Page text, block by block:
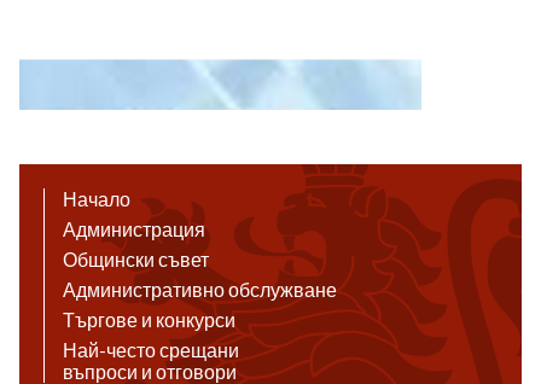
Начало
Администрация
Общински съвет
Административно обслужване
Търгове и конкурси
Най-често срещани
въпроси и отговори